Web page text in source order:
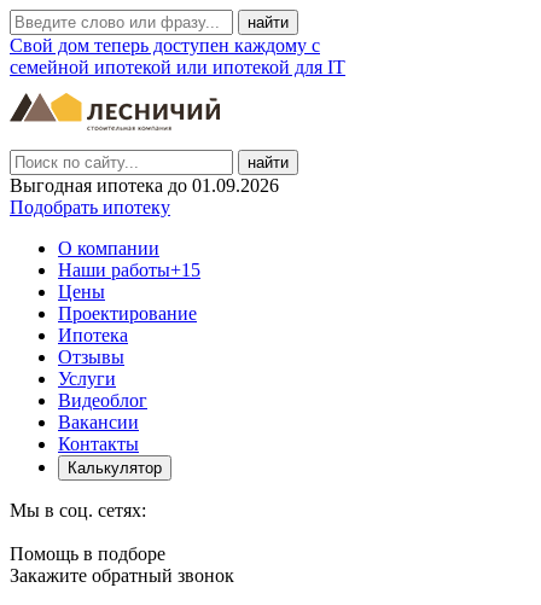
Свой дом теперь доступен каждому с
семейной ипотекой или ипотекой для IT
найти
Выгодная ипотека до 01.09.2026
Подобрать ипотеку
О компании
Наши работы+15
Цены
Проектирование
Ипотека
Отзывы
Услуги
Видеоблог
Вакансии
Контакты
Калькулятор
Мы в соц. сетях:
Помощь в подборе
Закажите обратный звонок